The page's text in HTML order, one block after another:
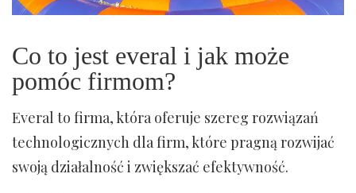
Co to jest everal i jak może
pomóc firmom?
Everal to firma, która oferuje szereg rozwiązań
technologicznych dla firm, które pragną rozwijać
swoją działalność i zwiększać efektywność.